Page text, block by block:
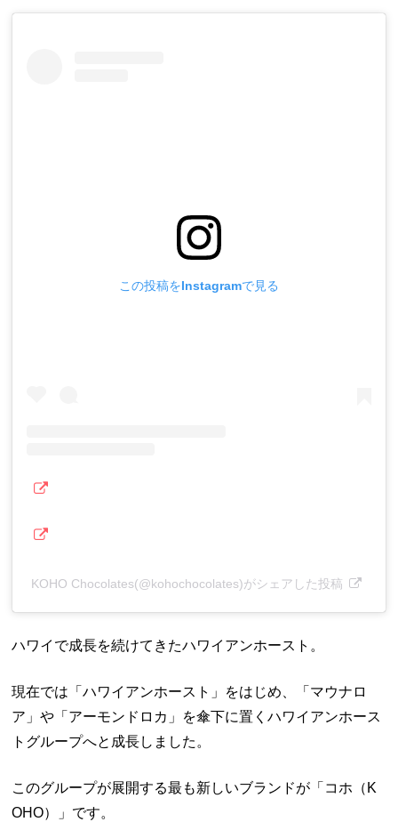
この投稿をInstagramで見る
KOHO Chocolates(@kohochocolates)がシェアした投稿
ハワイで成長を続けてきたハワイアンホースト。
現在では「ハワイアンホースト」をはじめ、「マウナロ
ア」や「アーモンドロカ」を傘下に置くハワイアンホース
トグループへと成長しました。
このグループが展開する最も新しいブランドが「コホ（K
OHO）」です。